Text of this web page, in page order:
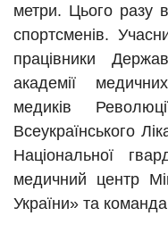
метри. Цього разу
спортсменів.
працівники
академії
медиків
Всеукраїнського
Національної
медичний центр
України» та